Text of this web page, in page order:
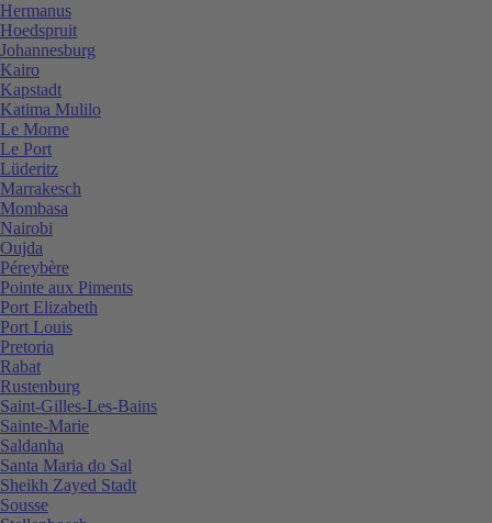
Hermanus
Hoedspruit
Johannesburg
Kairo
Kapstadt
Katima Mulilo
Le Morne
Le Port
Lüderitz
Marrakesch
Mombasa
Nairobi
Oujda
Péreybère
Pointe aux Piments
Port Elizabeth
Port Louis
Pretoria
Rabat
Rustenburg
Saint-Gilles-Les-Bains
Sainte-Marie
Saldanha
Santa Maria do Sal
Sheikh Zayed Stadt
Sousse